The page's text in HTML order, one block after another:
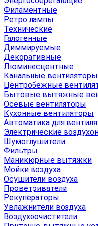
Филаментные
Ретро лампы
Технические
Галогенные
Диммируемые
Декоративные
Люминесцентные
Канальные вентиляторы
Центробежные
Бытовые вытяжные
Осевые вентиляторы
Кухонные вентиляторы
Автоматика для
Электрические
Шумоглушители
Фильтры
Маникюрные вытяжки
Мойки воздуха
Осушители воздуха
Проветриватели
Рекуператоры
Увлажнители воздуха
Воздухоочистители